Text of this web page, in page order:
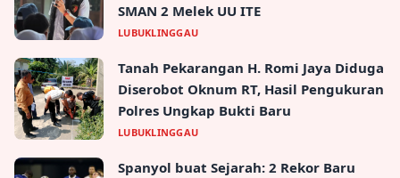
SMAN 2 Melek UU ITE
LUBUKLINGGAU
Tanah Pekarangan H. Romi Jaya Diduga
Diserobot Oknum RT, Hasil Pengukuran
Polres Ungkap Bukti Baru
LUBUKLINGGAU
Spanyol buat Sejarah: 2 Rekor Baru